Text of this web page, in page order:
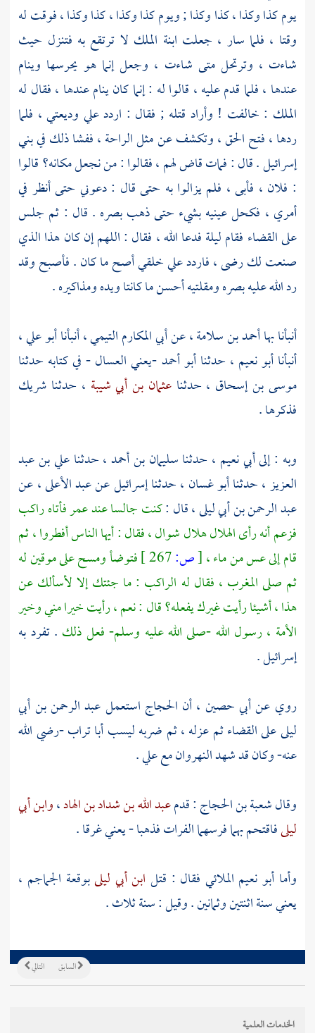
يوم كذا وكذا ، كذا وكذا ; ويوم كذا وكذا ، كذا وكذا ، فوقت له
وقتا ، فلما سار ، جعلت ابنة الملك لا ترتقع به فتنزل حيث
شاءت ، وترتحل متى شاءت ، وجعل إنما هو يحرسها وينام
عندها ، فلما قدم عليه ، قالوا له : إنما كان ينام عندها ، فقال له
الملك : خالفت ! وأراد قتله ; فقال : اردد علي وديعتي ، فلما
ردها ، فتح الحق ، وتكشف عن مثل الراحة ، ففشا ذلك فيبني
إسرائيل. قال : فمات قاض لهم ، فقالوا : من نجعل مكانه؟ قالوا
: فلان ، فأبى ، فلم يزالوا به حتى قال : دعوني حتى أنظر في
أمري ، فكحل عينيه بشيء حتى ذهب بصره . قال : ثم جلس
على القضاء فقام ليلة فدعا الله ، فقال : اللهم إن كان هذا الذي
صنعت لك رضى ، فاردد علي خلقي أصح ما كان . فأصبح وقد
رد الله عليه بصره ومقلتيه أحسن ما كانتا ويده ومذاكيره .
أنبأنا بهاأحمد بن سلامة، عنأبي المكارم التيمي، أنبأناأبو علي،
أنبأناأبو نعيم ، حدثناأبو أحمد -يعني العسال- في كتابه حدثنا
موسى بن إسحاق ، حدثناعثمان بن أبي شيبة ، حدثنا شريك
فذكرها .
وبه : إلىأبي نعيم ، حدثناسليمان بن أحمد، حدثناعلي بن عبد
العزيز، حدثناأبو غسان ، حدثناإسرائيلعنعبد الأعلى، عن
عبد الرحمن بن أبي ليلى، قال :كنت جالسا عندعمرفأتاه راكب
فزعم أنه رأى الهلال هلال شوال ، فقال : أيها الناس أفطروا ، ثم
قام إلى عس من ماء ،[ص:
فتوضأ ومسح على موقين له
ثم صلى المغرب ، فقال له الراكب : ما جئتك إلا لأسألك عن
هذا ، أشيئا رأيت غيرك يفعله؟ قال : نعم ، رأيت خيرا مني وخير
الأمة ، رسول الله -صلى الله عليه وسلم- فعل ذلك . تفرد به
إسرائيل.
روي عنأبي حصين ، أن الحجاج استعملعبد الرحمن بن أبي
ليلىعلى القضاء ثم عزله ، ثم ضربه ليسبأبا تراب-رضي الله
عنه- وكان قد شهدالنهروانمععلي.
وقالشعبة بن الحجاج: قدمعبد الله بن شداد بن الهاد،وابن أبي
ليلىفاقتحم بهما فرسهما الفرات فذهبا - يعني غرقا .
وأما أبو نعيم الملائي فقال : قتل ابن أبي ليلىبوقعة الجماجم ،
يعني سنة اثنتين وثمانين . وقيل : سنة ثلاث .
التالي السابق
الخدمات العلمية